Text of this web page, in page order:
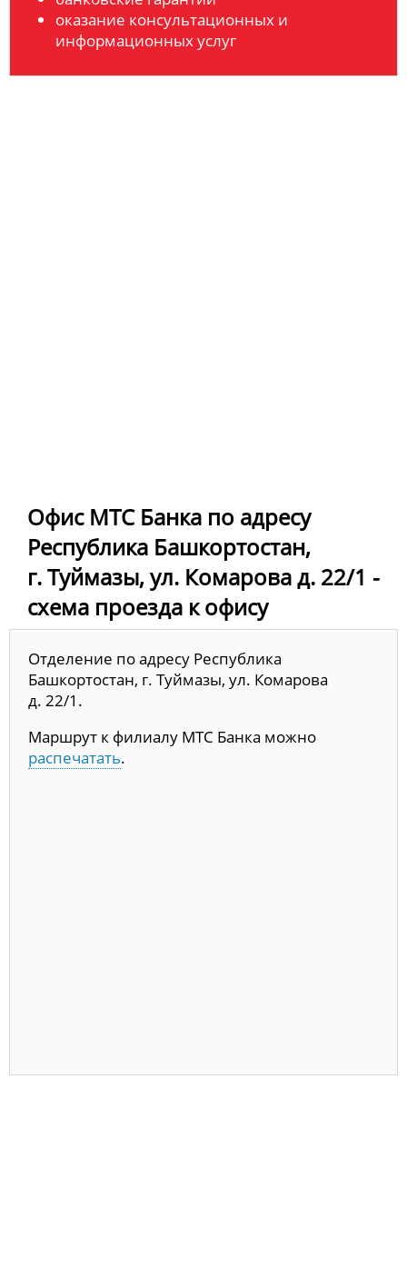
оказание консультационных и
информационных услуг
Офис МТС Банка по адресу
Республика Башкортостан,
г. Туймазы, ул. Комарова д. 22/1 -
схема проезда к офису
Отделение по адресу Республика
Башкортостан, г. Туймазы, ул. Комарова
д. 22/1.
Маршрут к филиалу МТС Банка можно
распечатать.